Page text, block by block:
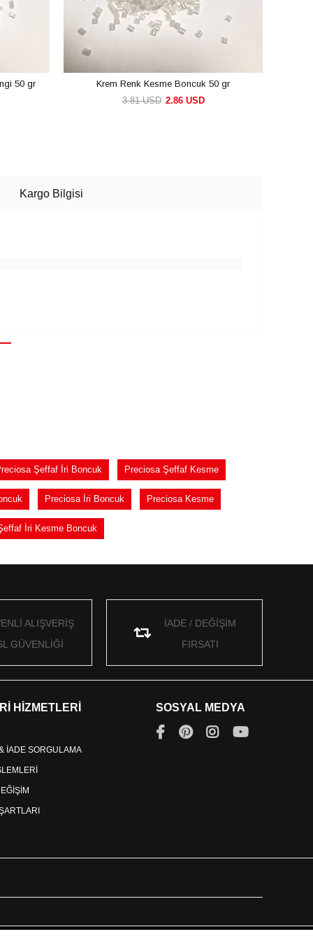
50 gr
Krem Renk Kesme Boncuk 50 gr
2.86 USD
3.81 USD
Kargo Bilgisi
Şeffaf İri Boncuk Preciosa Şeffaf Kesme
Preciosa İri Boncuk Preciosa Kesme
İri Kesme Boncuk
ALIŞVERİŞ
GÜVENLİĞİ
İADE / DEĞİŞİM
FIRSATI
HİZMETLERİ
İADE SORGULAMA
SOSYAL MEDYA